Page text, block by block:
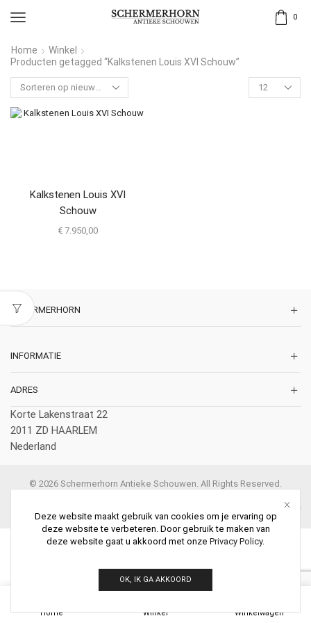
0
Home
Winkel
Producten getagged “Kalkstenen Louis XVI Schouw”
Kalkstenen Louis XVI
Schouw
€ 7.950,00
SCHERMERHORN
INFORMATIE
ADRES
Korte Lakenstraat 22
2011 ZD HAARLEM
Nederland
© 2026 Schermerhorn Antieke Schouwen. All Rights Reserved.
Home Winkel Winkelwagen
Deze website maakt gebruik van cookies om je ervaring op
deze website te verbeteren. Door gebruik te maken van
deze website gaat u akkoord met onze Privacy Policy.
OK, IK GA AKKOORD